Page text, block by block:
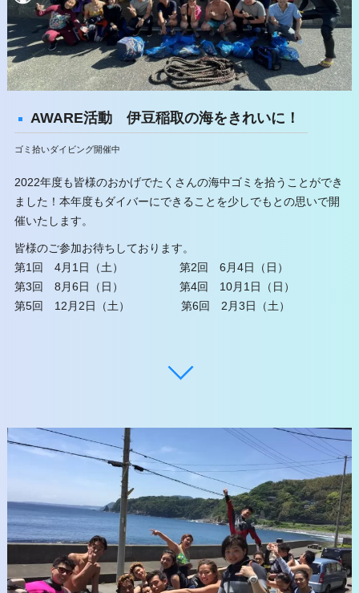
AWARE活動 伊豆稲取の海をきれいに！
ゴミ拾いダイビング開催中
2022年度も皆様のおかげでたくさんの海中ゴミを拾うことができ
ました！本年度もダイバーにできることを少しでもとの思いで開
催いたします。
皆様のご参加お待ちしております。
第1回 4月1日（土） 第2回 6月4日（日）
第3回 8月6日（日） 第4回 10月1日（日）
第5回 12月2日（土） 第6回 2月3日（土）